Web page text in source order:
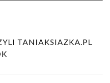
TANIAKSIAZKA.PL